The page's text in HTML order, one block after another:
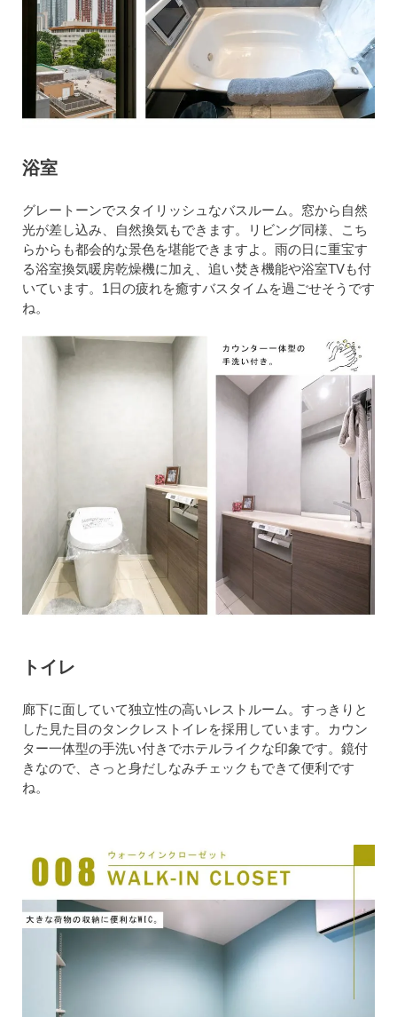
浴室
グレートーンでスタイリッシュなバスルーム。窓から自然
光が差し込み、自然換気もできます。リビング同様、こち
らからも都会的な景色を堪能できますよ。雨の日に重宝す
る浴室換気暖房乾燥機に加え、追い焚き機能や浴室TVも付
いています。1日の疲れを癒すバスタイムを過ごせそうです
ね。
トイレ
廊下に面していて独立性の高いレストルーム。すっきりと
した見た目のタンクレストイレを採用しています。カウン
ター一体型の手洗い付きでホテルライクな印象です。鏡付
きなので、さっと身だしなみチェックもできて便利です
ね。